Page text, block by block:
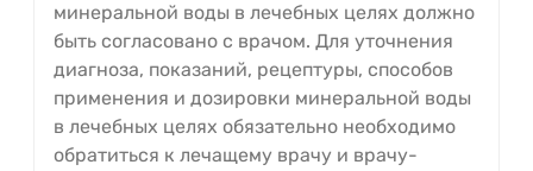
минеральной воды в лечебных целях должно
быть согласовано с врачом. Для уточнения
диагноза, показаний, рецептуры, способов
применения и дозировки минеральной воды
в лечебных целях обязательно необходимо
обратиться к лечащему врачу и врачу-